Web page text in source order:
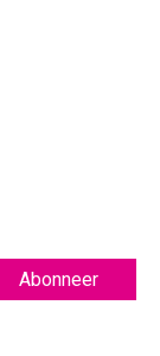
Abonneer